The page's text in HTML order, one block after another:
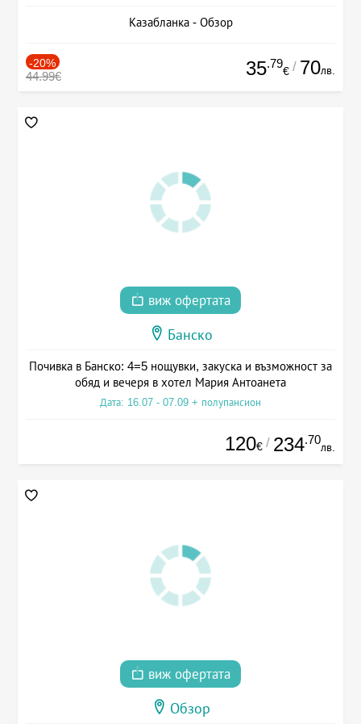
Казабланка - Обзор
-20%
44.99€ 35.79
€ / 70лв.
виж офертата
Банско
Почивка в Банско: 4=5 нощувки, закуска и възможност за
обяд и вечеря в хотел Мария Антоанета
Дата: 16.07 - 07.09 + полупансион
120€ / 234.70
лв.
виж офертата
Обзор